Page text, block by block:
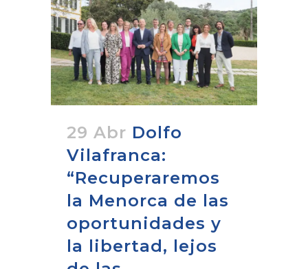
29 Abr Dolfo
Vilafranca:
“Recuperaremos
la Menorca de las
oportunidades y
la libertad, lejos